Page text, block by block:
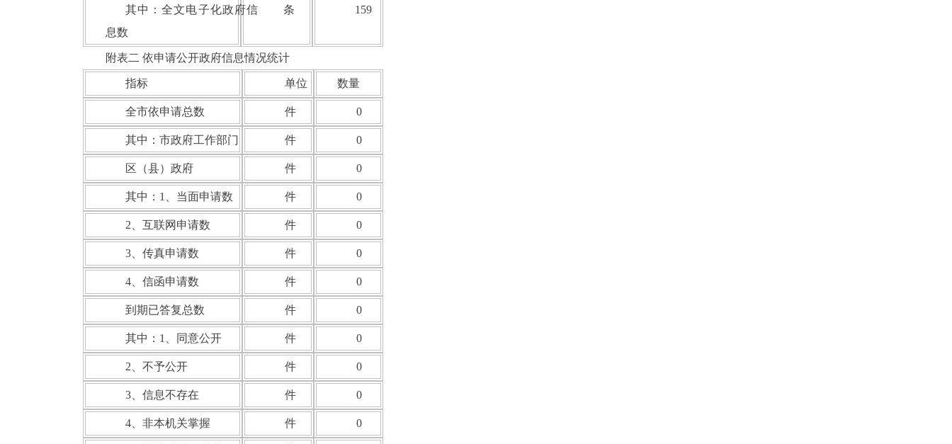
其中：全文电子化政府信
息数
条 159
附表二 依申请公开政府信息情况统计
指标 单位 数量
全市依申请总数 件 0
其中：市政府工作部门 件 0
区（县）政府 件 0
其中： 1 、当面申请数 件 0
2 、互联网申请数 件 0
3、传真申请数 件 0
4、信函申请数 件 0
到期已答复总数 件 0
其中： 1 、同意公开 件 0
2 、不予公开 件 0
3、信息不存在 件 0
4、非本机关掌握 件 0